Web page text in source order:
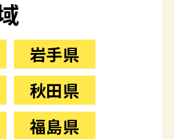
岩手県
秋田県
福島県